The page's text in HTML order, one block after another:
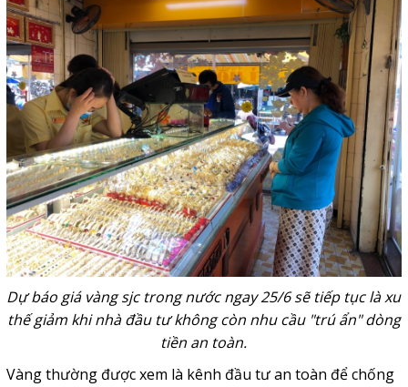
Dự báo giá vàng sjc trong nước ngay 25/6 sẽ tiếp tục là xu
thế giảm khi nhà đầu tư không còn nhu cầu "trú ẩn" dòng
tiền an toàn.
Vàng thường được xem là kênh đầu tư an toàn để chống